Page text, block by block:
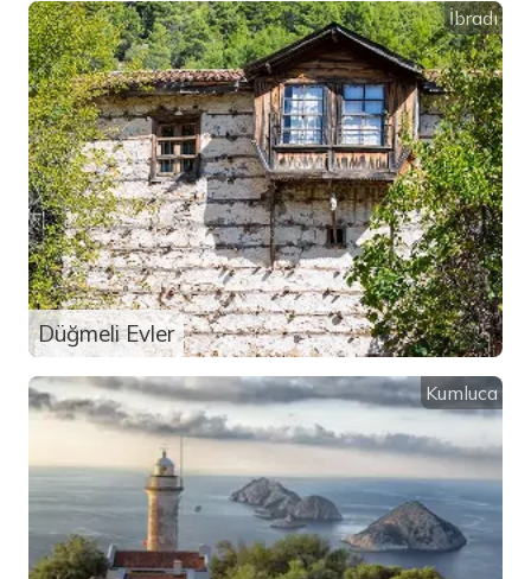
Düğmeli Evler
İbradı
Kumluca